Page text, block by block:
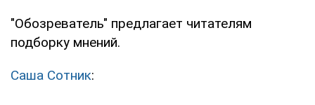
"Обозреватель" предлагает читателям
подборку мнений.
Саша Сотник: